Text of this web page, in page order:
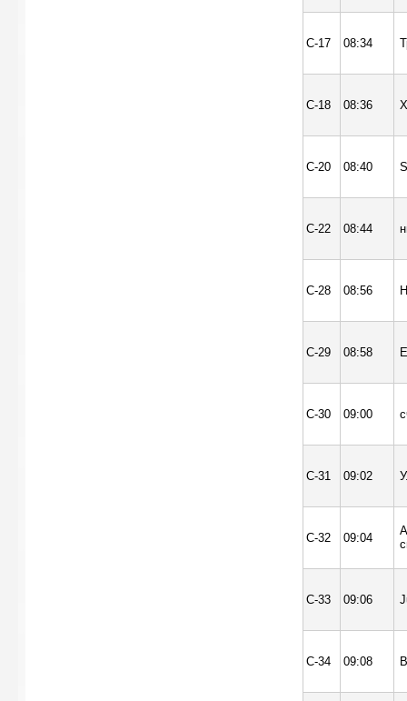
С-17 08:34
С-18 08:36
С-20 08:40
С-22 08:44
С-28 08:56
С-29 08:58
С-30 09:00
С-31 09:02
С-32 09:04
С-33 09:06
С-34 09:08